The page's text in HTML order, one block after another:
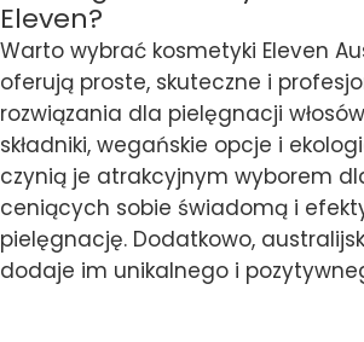
Eleven?
Warto wybrać kosmetyki Eleven
oferują proste, skuteczne i
rozwiązania dla pielęgnacji
składniki, wegańskie opcje i
czynią je atrakcyjnym wyborem
ceniących sobie świadomą i
pielęgnację. Dodatkowo,
dodaje im unikalnego i